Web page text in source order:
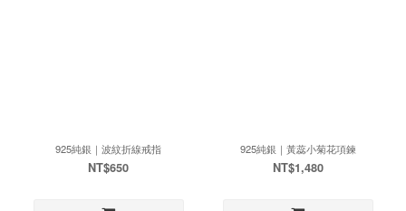
925純銀｜波紋折線戒指
NT$650
925純銀｜黃蕊小菊花項鍊
NT$1,480